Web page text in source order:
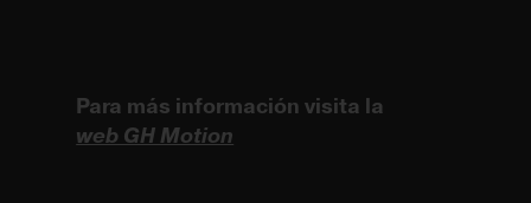
Para más información visita la
web GH Motion